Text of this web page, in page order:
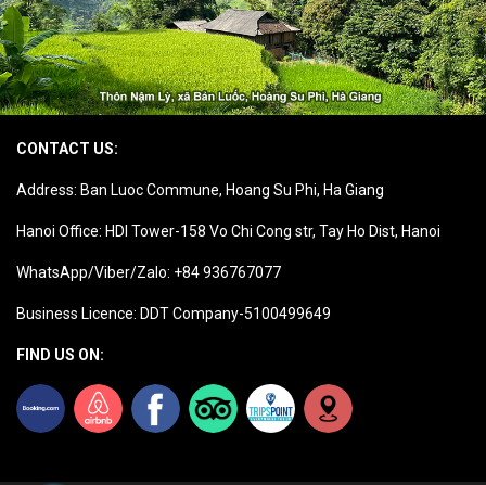
CONTACT US:
Address: Ban Luoc Commune, Hoang Su Phi, Ha Giang
Hanoi Office: HDI Tower-158 Vo Chi Cong str, Tay Ho Dist, Hanoi
WhatsApp/Viber/Zalo: +84 936767077
Business Licence: DDT Company-5100499649
FIND US ON: